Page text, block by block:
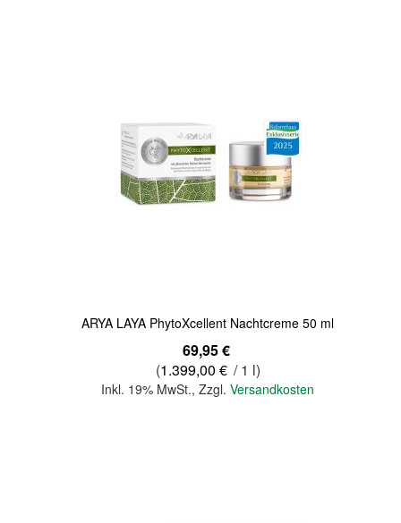
ARYA LAYA PhytoXcellent Nachtcreme 50 ml
69,95 €
(1.399,00 € / 1 l)
Inkl. 19% MwSt.,Zzgl.Versandkosten